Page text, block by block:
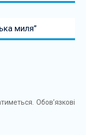
миля”
Обов’язкові